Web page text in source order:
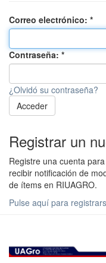
Correo electrónico:
Contraseña:
¿Olvidó su contraseña?
Acceder
Registrar un
Registre una cuenta
recibir notificación de
de ítems en RIUAGRO.
Pulse aquí para